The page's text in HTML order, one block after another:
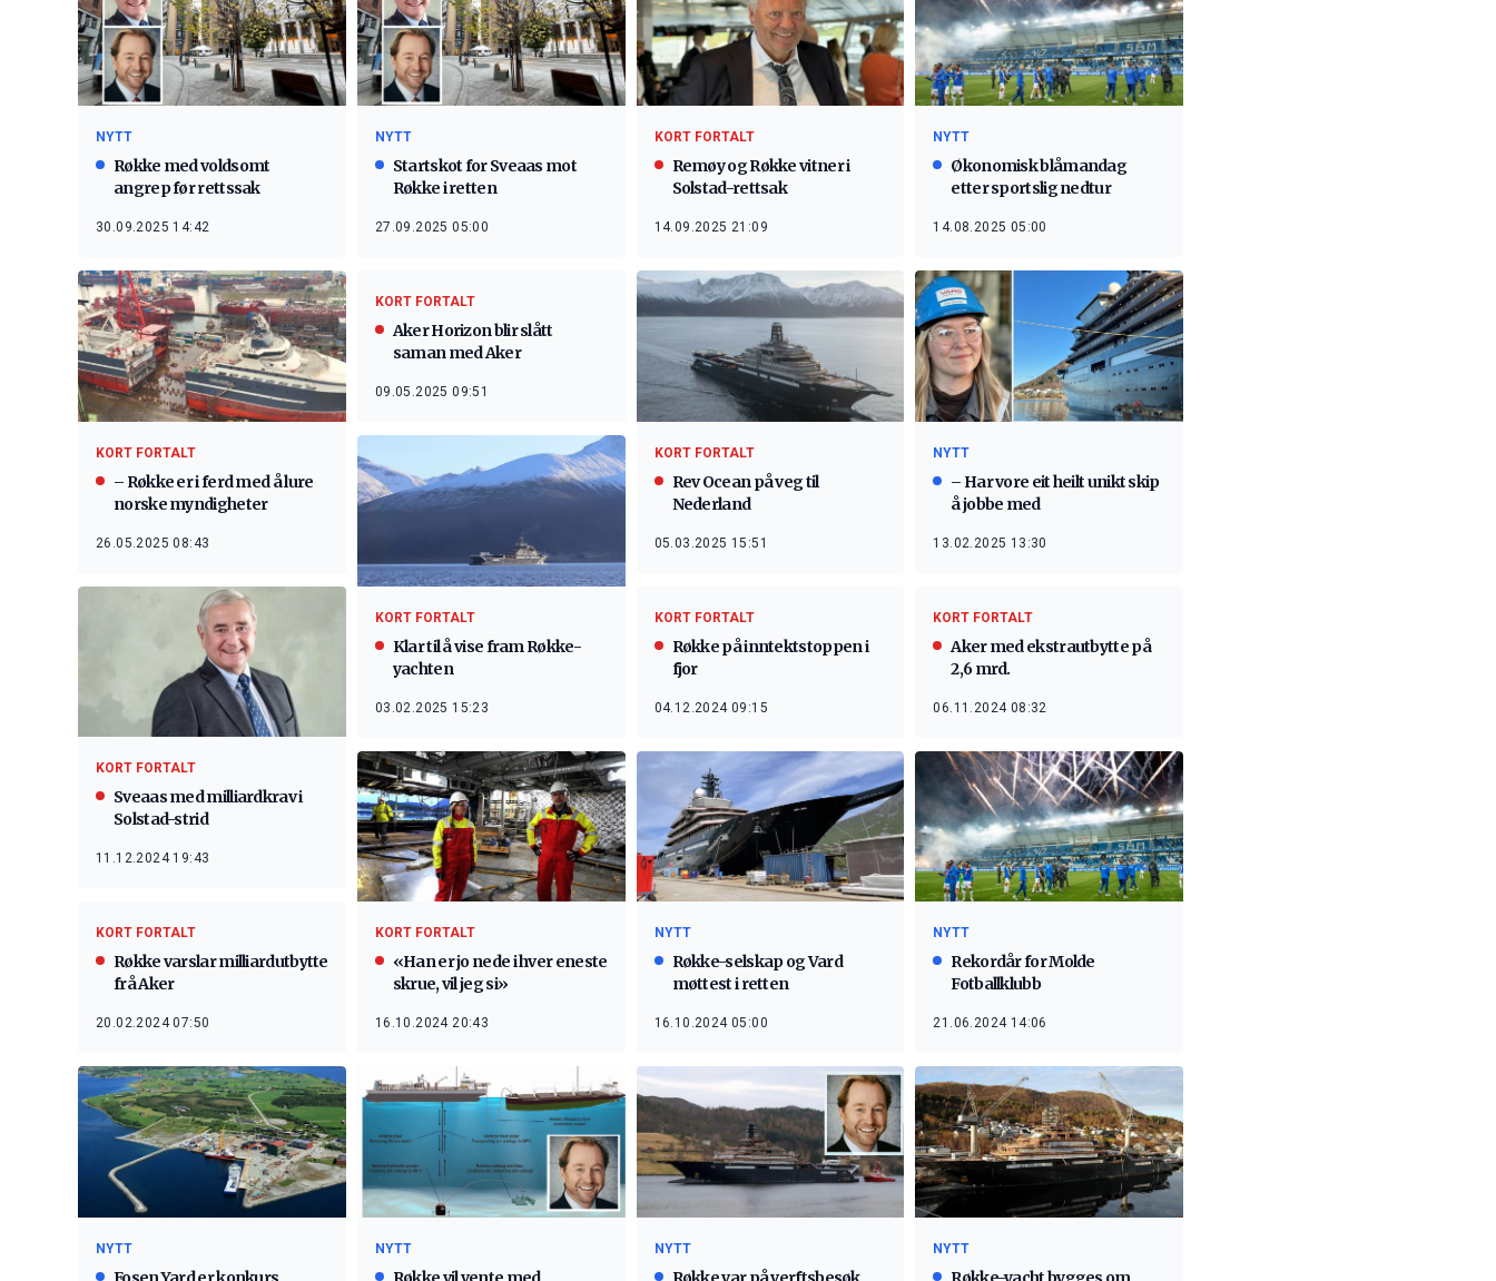
NYTT
Røkke med voldsomt
angrep før rettssak
30.09.2025 14:42
NYTT
Startskot for Sveaas mot
Røkke i retten
27.09.2025 05:00
KORT FORTALT
Remøy og Røkke vitner i
Solstad-rettsak
14.09.2025 21:09
NYTT
Økonomisk blåmandag
etter sportslig nedtur
14.08.2025 05:00
KORT FORTALT
– Røkke er i ferd med å lure
norske myndigheter
26.05.2025 08:43
KORT FORTALT
Aker Horizon blir slått
saman med Aker
09.05.2025 09:51
KORT FORTALT
Rev Ocean på veg til
Nederland
05.03.2025 15:51
NYTT
– Har vore eit heilt unikt skip
å jobbe med
13.02.2025 13:30
KORT FORTALT
Klar til å vise fram Røkke-
yachten
03.02.2025 15:23
KORT FORTALT
Sveaas med milliardkrav i
Solstad-strid
11.12.2024 19:43
KORT FORTALT
Røkke på inntektstoppen i
fjor
04.12.2024 09:15
KORT FORTALT
Aker med ekstrautbytte på
2,6 mrd.
06.11.2024 08:32
KORT FORTALT
«Han er jo nede i hver eneste
skrue, vil jeg si»
16.10.2024 20:43
NYTT
Røkke-selskap og Vard
møttest i retten
16.10.2024 05:00
NYTT
Rekordår for Molde
Fotballklubb
21.06.2024 14:06
KORT FORTALT
Røkke varslar milliardutbytte
frå Aker
20.02.2024 07:50
NYTT NYTT
NYTT NYTT